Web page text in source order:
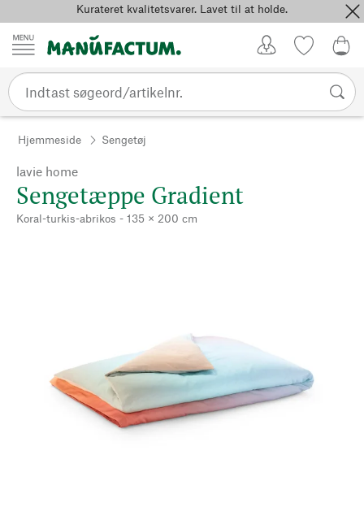
Spring til indholdKurateret kvalitetsvarer. Lavet til at holde.
Hjemmeside Sengetøj
lavie home
Sengetæppe Gradient
Koral-turkis-abrikos - 135 × 200 cm